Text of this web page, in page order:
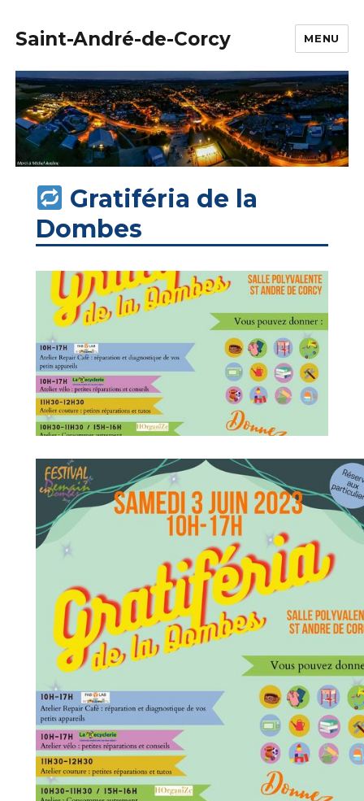
Saint-André-de-Corcy MENU
Gratiféria de la
Dombes